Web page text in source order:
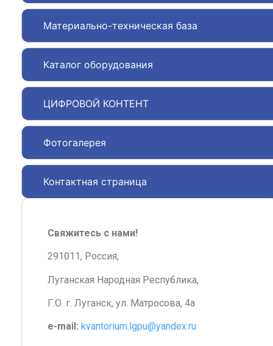
Материально-техническая база
Каталог оборудования
ЦИФРОВОЙ КОНТЕНТ
Фотогалерея
Контактная страница
Свяжитесь с нами!
291011, Россия,
Луганская Народная Республика,
Г.О. г. Луганск, ул. Матросова, 4а
e-mail: kvantorium.lgpu@yandex.ru